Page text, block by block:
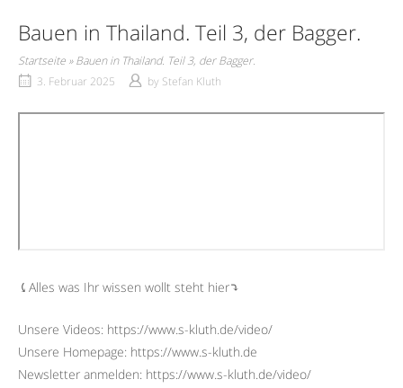
Bauen in Thailand. Teil 3, der Bagger.
Startseite »Bauen in Thailand. Teil 3, der Bagger.
3. Februar 2025
by Stefan Kluth
⤹Alles was Ihr wissen wollt steht hier⤵︎
Unsere Videos: https://www.s-kluth.de/video/
Unsere Homepage: https://www.s-kluth.de
Newsletter anmelden: https://www.s-kluth.de/video/